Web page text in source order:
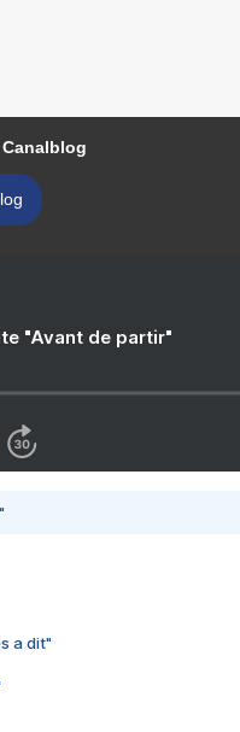
"Avant de partir"
a dit"